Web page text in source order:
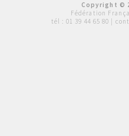
Copyright ©
Fédération
tél : 01 39 44 65 80 |